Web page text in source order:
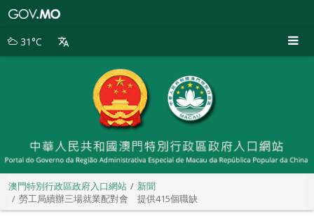
別
31°C
澳門特別行政區政府入口網站
新聞
勞工局續辦三場就業配對會 提供415個職缺